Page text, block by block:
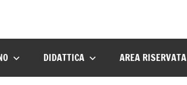
DIDATTICA AREA RISERVATA